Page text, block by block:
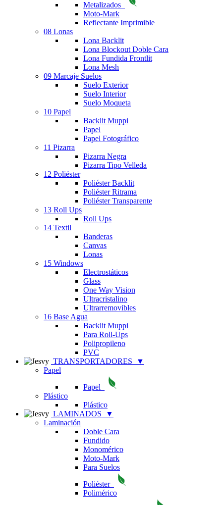
Metalizados
Moto-Mark
Reflectante Imprimible
08 Lonas
Lona Backlit
Lona Blockout Doble Cara
Lona Fundida Frontlit
Lona Mesh
09 Marcaje Suelos
Suelo Exterior
Suelo Interior
Suelo Moqueta
10 Papel
Backlit Muppi
Papel
Papel Fotográfico
11 Pizarra
Pizarra Negra
Pizarra Tipo Velleda
12 Poliéster
Poliéster Backlit
Poliéster Ritrama
Poliéster Transparente
13 Roll Ups
Roll Ups
14 Textil
Banderas
Canvas
Lonas
15 Windows
Electrostáticos
Glass
One Way Vision
Ultracristalino
Ultrarremovibles
16 Base Agua
Backlit Muppi
Para Roll-Ups
Polipropileno
PVC
TRANSPORTADORES
▼
Papel
Papel
Plástico
Plástico
LAMINADOS
▼
Laminación
Doble Cara
Fundido
Monomérico
Moto-Mark
Para Suelos
Poliéster
Polimérico